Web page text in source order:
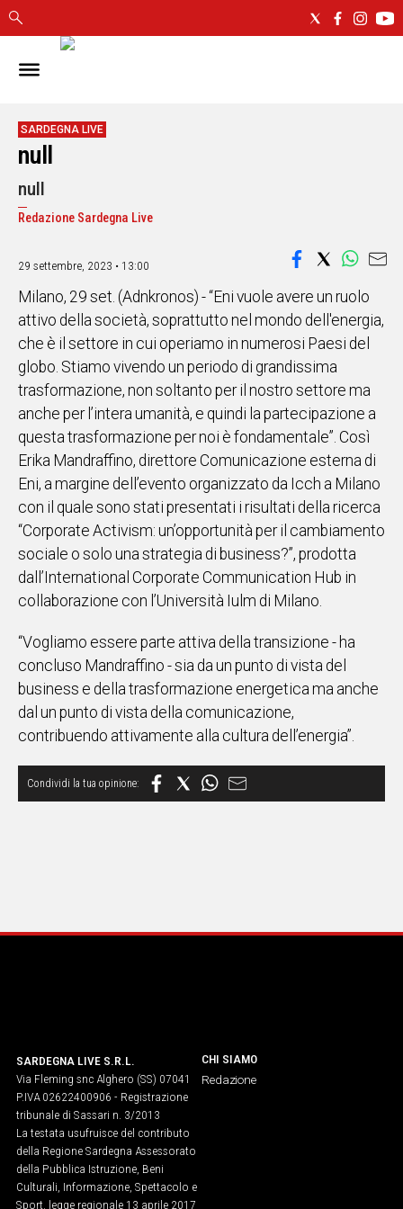
IN
CAGLIARI
SASSARI
ORISTANO
SULCIS
OGLIASTRA
MEDIO
CAMPIDANO
ALTRE
NOTIZIE
POLITICA
ITALIA
NEL
MONDO
SPORT
EVENTI
STORIE
VIDEO
Vai
UNISCITI
WHATSAPP
SARDEGNA LIVE
null
null
Redazione Sardegna Live
29 settembre, 2023 • 13:00
Milano, 29 set. (Adnkronos) - “Eni vuole avere un ruolo
attivo della società, soprattutto nel mondo dell'energia,
che è il settore in cui operiamo in numerosi Paesi del
globo. Stiamo vivendo un periodo di grandissima
trasformazione, non soltanto per il nostro settore ma
anche per l’intera umanità, e quindi la partecipazione a
questa trasformazione per noi è fondamentale”. Così
Erika Mandraffino, direttore Comunicazione esterna di
Eni, a margine dell’evento organizzato da Icch a Milano
con il quale sono stati presentati i risultati della ricerca
“Corporate Activism: un’opportunità per il cambiamento
sociale o solo una strategia di business?”, prodotta
dall’International Corporate Communication Hub in
collaborazione con l’Università Iulm di Milano.
“Vogliamo essere parte attiva della transizione - ha
concluso Mandraffino - sia da un punto di vista del
business e della trasformazione energetica ma anche
dal un punto di vista della comunicazione,
contribuendo attivamente alla cultura dell’energia”.
SARDEGNA LIVE S.R.L.
Via Fleming snc Alghero (SS) 07041
P.IVA 02622400906 - Registrazione
tribunale di Sassari n. 3/2013
La testata usufruisce del contributo
della Regione Sardegna Assessorato
della Pubblica Istruzione, Beni
Culturali, Informazione, Spettacolo e
Sport. legge regionale 13 aprile 2017
CHI SIAMO
Redazione